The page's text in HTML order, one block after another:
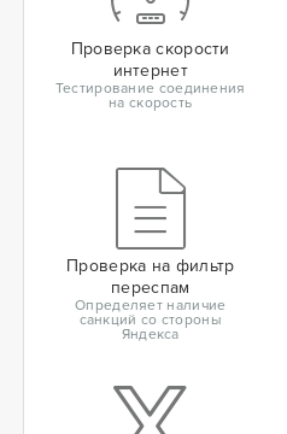
Проверка скорости
интернет
Тестирование соединения
на скорость
Проверка на фильтр
переспам
Определяет наличие
санкций со стороны
Яндекса